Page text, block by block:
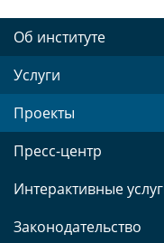
Об институте
Услуги
Проекты
Пресс-центр
Интерактивные
Законодательство